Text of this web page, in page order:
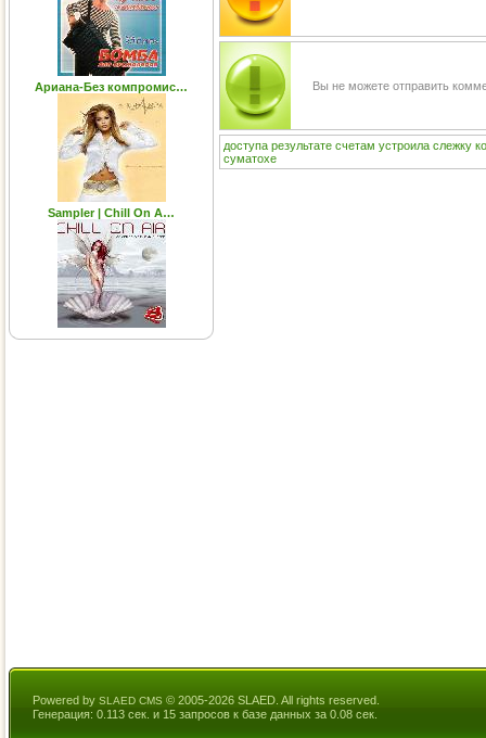
Ариана-Без компромис…
Sampler | Chill On A…
Вы не можете отправить
доступа результате счетам устроила слежку
суматохе
Powered by SLAED CMS © 2005-2026 SLAED. All rights reserved.
Генерация: 0.113 сек. и 15 запросов к базе данных за 0.08 сек.